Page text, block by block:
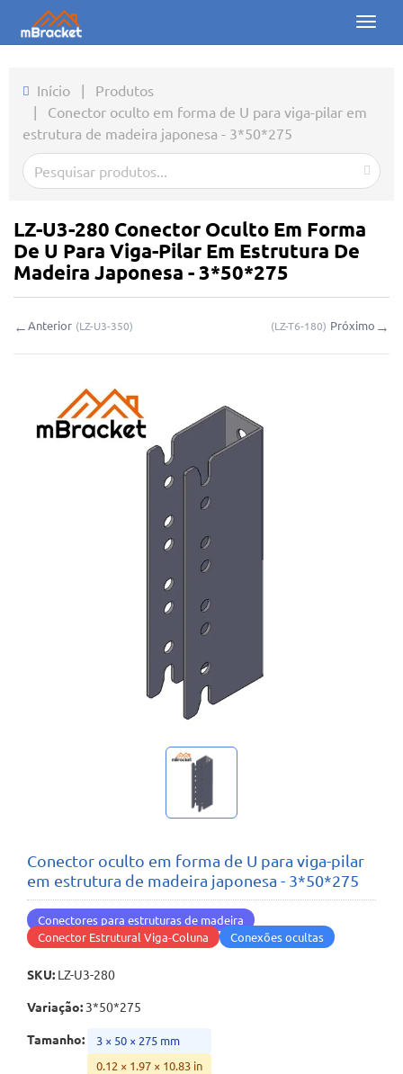
Toggle
Produtos
Sobre nós
Downloads
Minhas consultas
Início | Produtos
| Conector oculto em forma de U para viga-pilar em
estrutura de madeira japonesa - 3*50*275
LZ-U3-280 Conector Oculto Em Forma
De U Para Viga-Pilar Em Estrutura De
Madeira Japonesa - 3*50*275
←Anterior (LZ-U3-350) (LZ-T6-180) Próximo →
Conector oculto em forma de U para viga-pilar
em estrutura de madeira japonesa - 3*50*275
Conectores para estruturas de madeira
Conector Estrutural Viga-Coluna
Conexões ocultas
SKU: LZ-U3-280
Variação: 3*50*275
Tamanho:
3 × 50 × 275 mm
0.12 × 1.97 × 10.83 in